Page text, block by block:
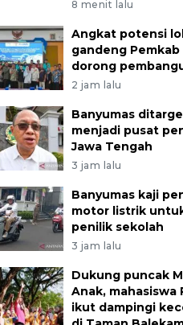
8 menit lalu
Angkat potensi
gandeng Pemkab
dorong
2 jam lalu
Banyumas
menjadi pusat
Jawa Tengah
3 jam lalu
Banyumas kaji
motor listrik
penilik sekolah
3 jam lalu
Dukung puncak
Anak, mahasiswa
ikut dampingi